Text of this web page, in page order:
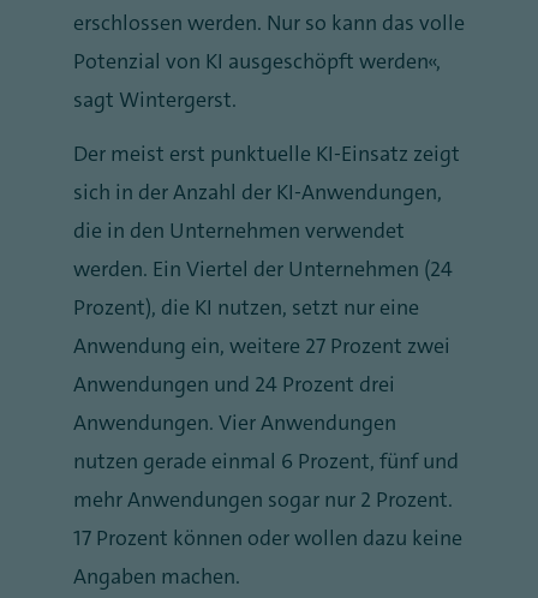
erschlossen werden. Nur so kann das volle
Potenzial von KI ausgeschöpft werden“,
sagt Wintergerst.
Der meist erst punktuelle KI-Einsatz zeigt
sich in der Anzahl der KI-Anwendungen,
die in den Unternehmen verwendet
werden. Ein Viertel der Unternehmen (24
Prozent), die KI nutzen, setzt nur eine
Anwendung ein, weitere 27 Prozent zwei
Anwendungen und 24 Prozent drei
Anwendungen. Vier Anwendungen
nutzen gerade einmal 6 Prozent, fünf und
mehr Anwendungen sogar nur 2 Prozent.
17 Prozent können oder wollen dazu keine
Angaben machen.